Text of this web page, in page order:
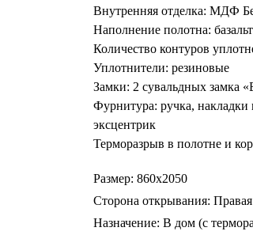
Внутренняя отделка: МДФ
Наполнение полотна:
Количество контуров
Уплотнители: резиновые
Замки: 2 сувальдных замка
Фурнитура: ручка,
эксцентрик
Терморазрыв в полотне и
Размер: 860х2050
Сторона открывания: Правая
Назначение: В дом (с